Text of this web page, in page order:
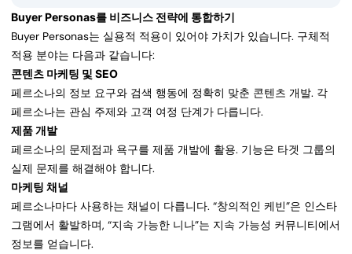
Buyer Personas를 비즈니스 전략에 통합하기
Buyer Personas는 실용적 적용이 있어야 가치가 있습니다. 구체적
적용 분야는 다음과 같습니다:
콘텐츠 마케팅 및 SEO
페르소나의 정보 요구와 검색 행동에 정확히 맞춘 콘텐츠 개발. 각
페르소나는 관심 주제와 고객 여정 단계가 다릅니다.
제품 개발
페르소나의 문제점과 욕구를 제품 개발에 활용. 기능은 타겟 그룹의
실제 문제를 해결해야 합니다.
마케팅 채널
페르소나마다 사용하는 채널이 다릅니다. “창의적인 케빈”은 인스타
그램에서 활발하며, “지속 가능한 니나”는 지속 가능성 커뮤니티에서
정보를 얻습니다.